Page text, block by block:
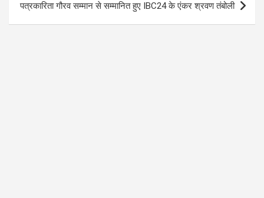
पत्रकारिता गौरव सम्मान से सम्मानित हुए IBC24 के एंकर श्रवण तंबोली